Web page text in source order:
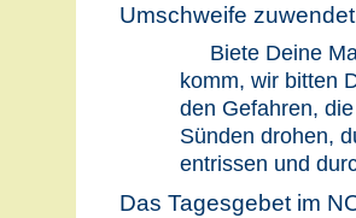
Umschweife
Biete Deine
komm, wir bitten
den Gefahren,
Sünden drohen,
entrissen und
Das Tagesgebet im